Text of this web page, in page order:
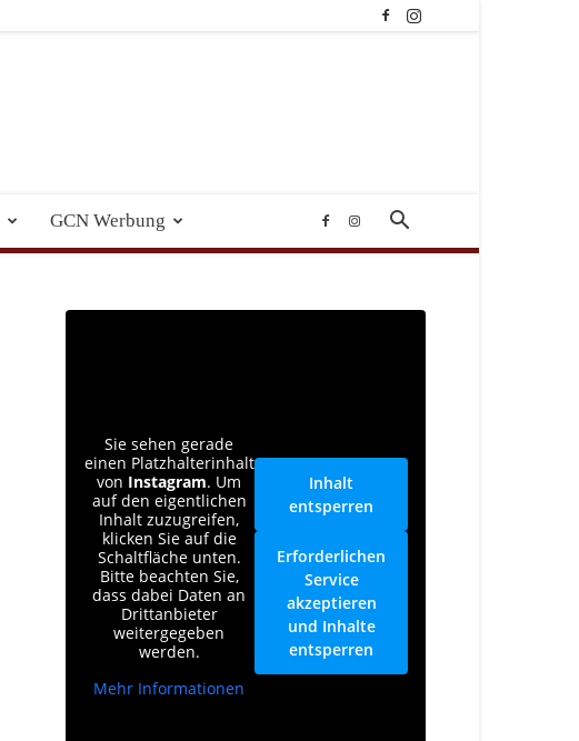
GCN Werbung
Sie sehen gerade
einen Platzhalterinhalt
von Instagram. Um
auf den eigentlichen
Inhalt zuzugreifen,
klicken Sie auf die
Schaltfläche unten.
Bitte beachten Sie,
dass dabei Daten an
Drittanbieter
weitergegeben
werden.
Mehr Informationen
Inhalt
entsperren
Erforderlichen
Service
akzeptieren
und Inhalte
entsperren